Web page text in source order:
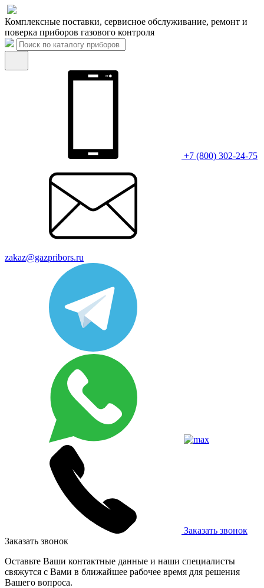
Комплексные поставки, сервисное обслуживание, ремонт и
поверка приборов газового контроля
+7 (800) 302-24-75
zakaz@gazpribors.ru
Заказать звонок
Заказать звонок
Оставьте Ваши контактные данные и наши специалисты
свяжутся с Вами в ближайшее рабочее время для решения
Вашего вопроса.